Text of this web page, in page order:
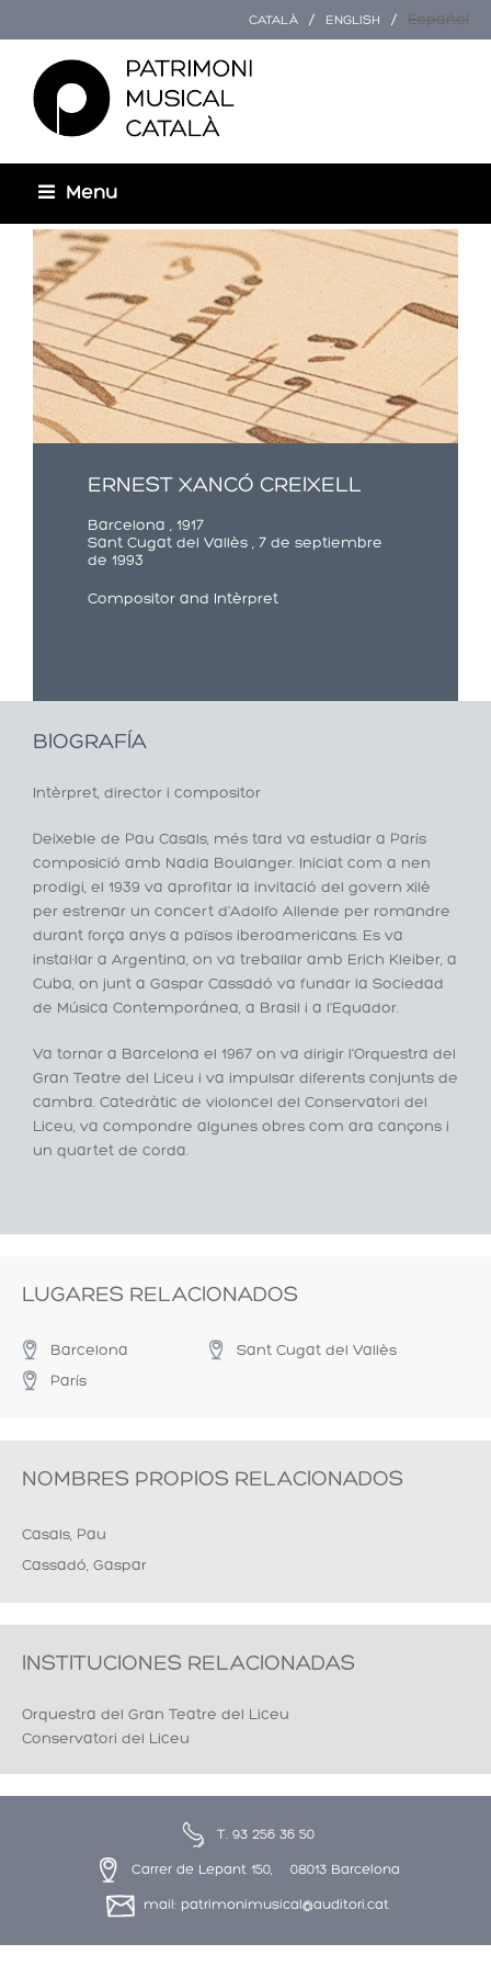
CATALÀ ENGLISH Español
Menu
Usted está aquí
ERNEST XANCÓ CREIXELL
Barcelona , 1917
Sant Cugat del Vallès , 7 de septiembre
de 1993
Compositor and Intèrpret
BIOGRAFÍA
Intèrpret, director i compositor
Deixeble de Pau Casals, més tard va estudiar a París
composició amb Nadia Boulanger. Iniciat com a nen
prodigi, el 1939 va aprofitar la invitació del govern xilè
per estrenar un concert d'Adolfo Allende per romandre
durant força anys a països iberoamericans. Es va
instal·lar a Argentina, on va treballar amb Erich Kleiber, a
Cuba, on junt a Gaspar Cassadó va fundar la Sociedad
de Música Contemporánea, a Brasil i a l'Equador.
Va tornar a Barcelona el 1967 on va dirigir l'Orquestra del
Gran Teatre del Liceu i va impulsar diferents conjunts de
cambra. Catedràtic de violoncel del Conservatori del
Liceu, va compondre algunes obres com ara cançons i
un quartet de corda.
LUGARES RELACIONADOS
Barcelona
Sant Cugat del Vallès
París
NOMBRES PROPIOS RELACIONADOS
Casals, Pau
Cassadó, Gaspar
INSTITUCIONES RELACIONADAS
Orquestra del Gran Teatre del Liceu
Conservatori del Liceu
T. 93 256 36 50
Carrer de Lepant 150, 08013 Barcelona
mail: patrimonimusical@auditori.cat